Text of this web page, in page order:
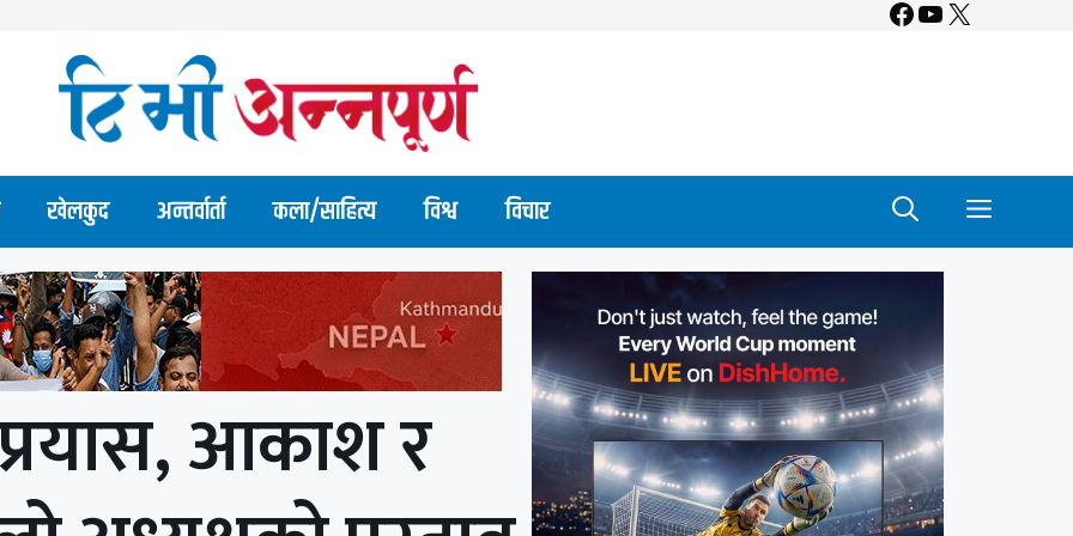
Facebook
YouTube
X
खेलकुद अन्तर्वार्ता कला/साहित्य विश्व विचार
आकाश र